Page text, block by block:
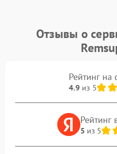
Отзывы о
Рейтинг на
4.9из 5
Рейтинг
5 из 5